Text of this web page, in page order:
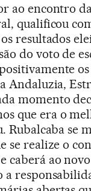
ao encontro
qualificou
resultados
do voto de
Andaluzia,
momento
que era o
Rubalcaba se
se realize o
caberá ao